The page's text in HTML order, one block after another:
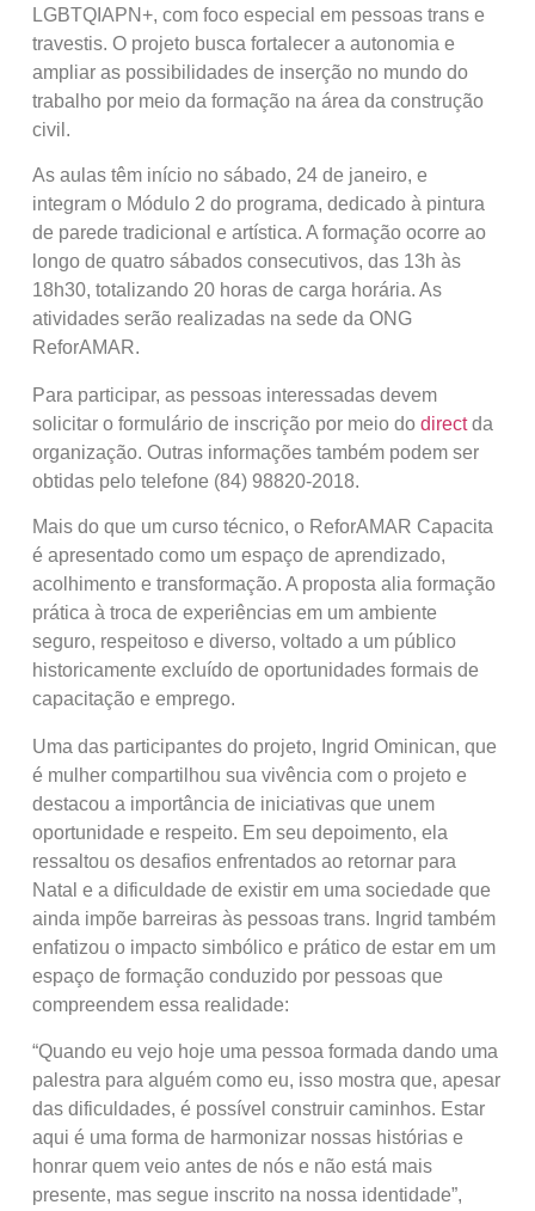
LGBTQIAPN+, com foco especial em pessoas trans e
travestis. O projeto busca fortalecer a autonomia e
ampliar as possibilidades de inserção no mundo do
trabalho por meio da formação na área da construção
civil.
As aulas têm início no sábado, 24 de janeiro, e
integram o Módulo 2 do programa, dedicado à pintura
de parede tradicional e artística. A formação ocorre ao
longo de quatro sábados consecutivos, das 13h às
18h30, totalizando 20 horas de carga horária. As
atividades serão realizadas na sede da ONG
ReforAMAR.
Para participar, as pessoas interessadas devem
solicitar o formulário de inscrição por meio do directda
organização. Outras informações também podem ser
obtidas pelo telefone (84) 98820-2018.
Mais do que um curso técnico, o ReforAMAR Capacita
é apresentado como um espaço de aprendizado,
acolhimento e transformação. A proposta alia formação
prática à troca de experiências em um ambiente
seguro, respeitoso e diverso, voltado a um público
historicamente excluído de oportunidades formais de
capacitação e emprego.
Uma das participantes do projeto, Ingrid Ominican, que
é mulher compartilhou sua vivência com o projeto e
destacou a importância de iniciativas que unem
oportunidade e respeito. Em seu depoimento, ela
ressaltou os desafios enfrentados ao retornar para
Natal e a dificuldade de existir em uma sociedade que
ainda impõe barreiras às pessoas trans. Ingrid também
enfatizou o impacto simbólico e prático de estar em um
espaço de formação conduzido por pessoas que
compreendem essa realidade:
“Quando eu vejo hoje uma pessoa formada dando uma
palestra para alguém como eu, isso mostra que, apesar
das dificuldades, é possível construir caminhos. Estar
aqui é uma forma de harmonizar nossas histórias e
honrar quem veio antes de nós e não está mais
presente, mas segue inscrito na nossa identidade”,